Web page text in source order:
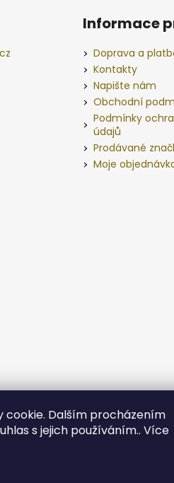
cookie. Dalším procházením
s jejich používáním.. Více
Informace
Doprava a
Kontakty
Napište nám
Obchodní
Podmínky
údajů
Prodávané
Moje